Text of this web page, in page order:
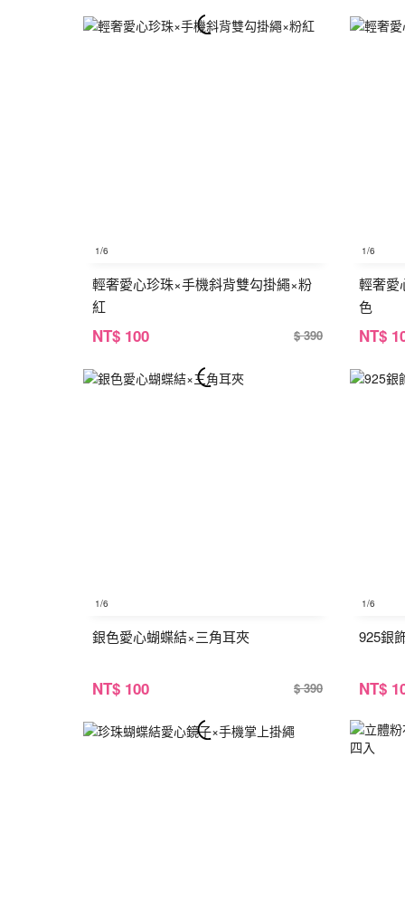
1/6
輕奢愛心珍珠×手機斜背雙勾掛繩×粉
紅
NT$ 100 $ 390
1/6
輕奢愛
色
NT$
1/6
銀色愛心蝴蝶結×三角耳夾
NT$ 100 $ 390
1/6
925銀
NT$